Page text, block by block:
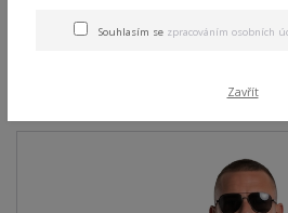
Regular Basic T-
Souhlasím se zpracováním osobních
Zavřít